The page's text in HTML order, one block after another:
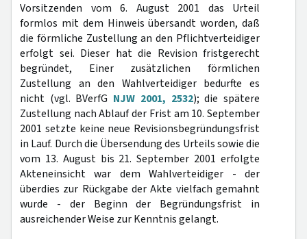
Vorsitzenden vom 6. August 2001 das Urteil
formlos mit dem Hinweis übersandt worden, daß
die förmliche Zustellung an den Pflichtverteidiger
erfolgt sei. Dieser hat die Revision fristgerecht
begründet, Einer zusätzlichen förmlichen
Zustellung an den Wahlverteidiger bedurfte es
nicht (vgl. BVerfG NJW 2001, 2532); die spätere
Zustellung nach Ablauf der Frist am 10. September
2001 setzte keine neue Revisionsbegründungsfrist
in Lauf. Durch die Übersendung des Urteils sowie die
vom 13. August bis 21. September 2001 erfolgte
Akteneinsicht war dem Wahlverteidiger - der
überdies zur Rückgabe der Akte vielfach gemahnt
wurde - der Beginn der Begründungsfrist in
ausreichender Weise zur Kenntnis gelangt.